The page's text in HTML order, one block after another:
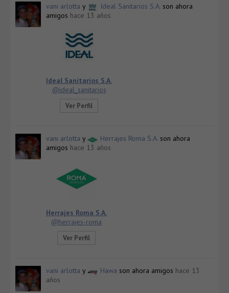
vani arlotta y Ideal Sanitarios S.A. son ahora
amigos hace 13 años
Ideal Sanitarios S.A.
@ideal_sanitarios
Ver Perfil
vani arlotta y Herrajes Roma S.A. son ahora
amigos hace 13 años
Herrajes Roma S.A.
@herrajes-roma
Ver Perfil
vani arlotta y Hawa son ahora amigos hace 13
años